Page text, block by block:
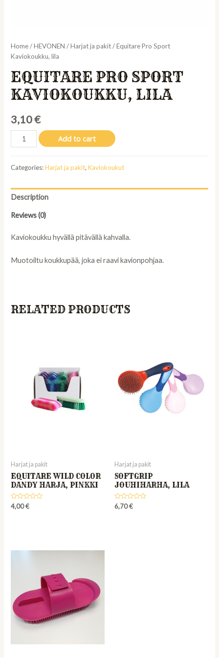
Home/HEVONEN /Harjat ja pakit/ Equitare Pro Sport
Kaviokoukku, lila
EQUITARE PRO SPORT
KAVIOKOUKKU, LILA
3,10€
Equitare
Pro
Kaviokoukku,
quantity
Add to cart
Categories:Harjat ja pakit,Kaviokoukut
Description
Reviews (0)
Kaviokoukku hyvällä pitävällä kahvalla.
Muotoiltu koukkupää, joka ei raavi kavionpohjaa.
RELATED PRODUCTS
Harjat ja pakit
EQUITARE WILD COLOR
DANDY HARJA, PINKKI
Rated
0
4,00€
Harjat ja pakit
SOFTGRIP
JOUHIHARHA, LILA
Rated
0
6,70€